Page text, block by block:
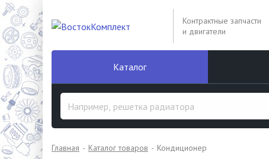
Контрактные запчасти
и двигатели
Каталог
Главная Каталог товаров Кондиционер